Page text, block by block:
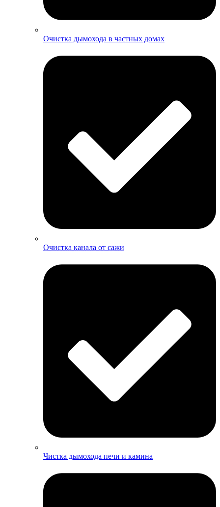
Очистка дымохода в частных домах
Очистка канала от сажи
Чистка дымохода печи и камина